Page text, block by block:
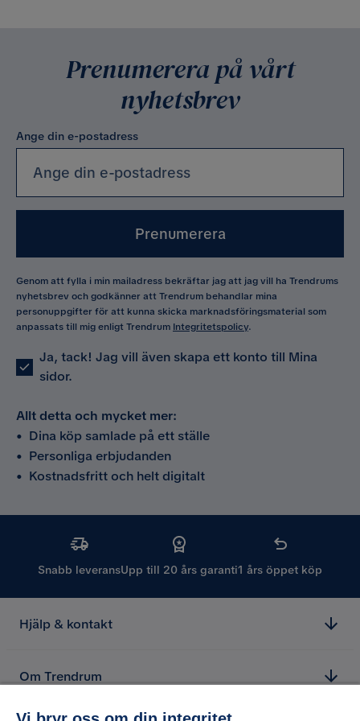
Prenumerera på vårt
nyhetsbrev
Ange din e-postadress
Prenumerera
Genom att fylla i min mailadress bekräftar jag att jag vill ha Trendrums
nyhetsbrev och godkänner att Trendrum behandlar mina
personuppgifter för att kunna skicka marknadsföringsmaterial som
anpassats till mig enligt Trendrum Integritetspolicy.
Ja, tack! Jag vill även skapa ett konto till Mina
sidor.
Allt detta och mycket mer:
• Dina köp samlade på ett ställe
• Personliga erbjudanden
• Kostnadsfritt och helt digitalt
Snabb leveransUpp till 20 års garanti1 års öppet köp
Hjälp & kontakt
Om Trendrum